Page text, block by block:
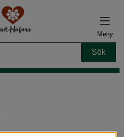
Meny